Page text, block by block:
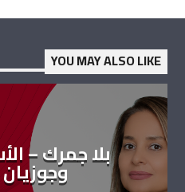
YOU MAY ALSO LIKE
بلا جمرك –